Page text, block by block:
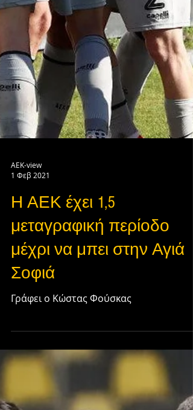
1 Φεβ 2021
Η ΑΕΚ έχει 1,5
μεταγραφική περίοδο
μέχρι να μπει στην Αγιά
Σοφιά